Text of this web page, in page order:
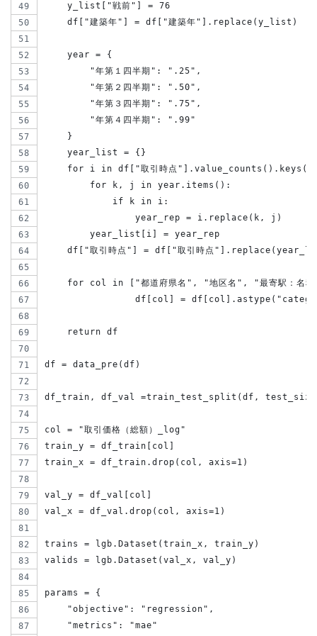
    y_list["戦前"] = 76
    df["建築年"] = df["建築年"].replace(y_list)
    year = {
        "年第１四半期": ".25",
        "年第２四半期": ".50",
        "年第３四半期": ".75",
        "年第４四半期": ".99"
    }
    year_list = {}
for i in df["取引時点
        for k, j in year.items():
            if k in i:
                year_rep = i.replace(k, j)
        year_list[i] = year_rep
df["取引時点"] = df["取引時点
for col in ["都道府県名", "地区名", "最寄駅：名
df[col] =
    return df
df = data_pre(df)
df_train, df_val =train_test_split(df,
col = "取引価格（総額）_log"
train_y = df_train[col]
train_x = df_train.drop(col, axis=1)
val_y = df_val[col]
val_x = df_val.drop(col, axis=1)
trains = lgb.Dataset(train_x, train_y)
valids = lgb.Dataset(val_x, val_y)
params = {
    "objective": "regression",
    "metrics": "mae"